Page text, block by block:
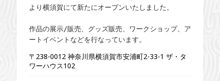
より横須賀にて新たにオープンいたしました。
作品の展示/販売、グッズ販売、ワークショップ、ア
ートイベントなどを行なっています。
〒238-0012 神奈川県横須賀市安浦町2-33-1 ザ・タ
ワーハウス102